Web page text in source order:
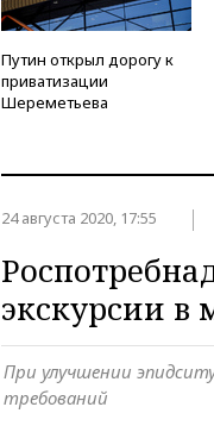
Путин открыл дорогу к
приватизации
Шереметьева
24 августа 2020, 17:55
экскурсии в
При улучшении
требований